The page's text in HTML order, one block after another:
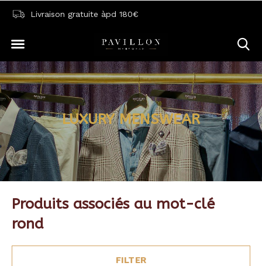
Livraison gratuite àpd 180€
LUXURY MENSWEAR
Produits associés au mot-clé
rond
FILTER